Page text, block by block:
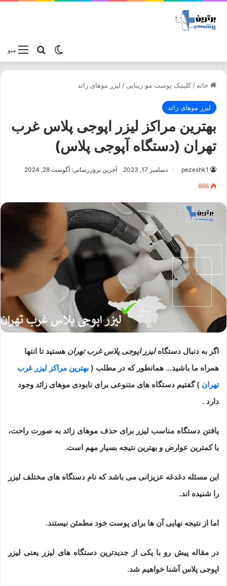
منوجستجو
تغییر پوسته
خانه / کلینیک پوست مو زیبایی / لیزر موهای زائد
لیزر موهای زائد
بهترین مراکز لیزر اپوجی پلاس غرب
تهران (دستگاه آپوجی پلاس)
pezeshk1 دسامبر 17, 2023 آخرین بروزرسانی: آگوست 28, 2024
866
اگر به دنبال دستگاهلیزر اپوجی پلاس غرب تهران هستید تا انتها
همراه ما باشید… همانطور که در مطلب ( بهترین مراکز لیزر غرب
تهران ) گفتیم دستگاه های متنوعی برای نابودی موهای زائد وجود
دارد .
یافتن دستگاه مناسب لیزر برای حذف موهای زائد به صورت راحت،
با کمترین عوارض و بهترین نتیجه بسیار مهم است.
این مسئله دغدغه عزیزانی می باشد که نام دستگاه های مختلف لیزر
را شنیده اند.
اما از نتیجه نهایی آن ها برای پوست خود مطمئن نیستند.
در مقاله پیش رو با یکی از جدیدترین دستگاه های لیزر یعنی لیزر
اپوجی پلاس آشنا خواهیم شد.